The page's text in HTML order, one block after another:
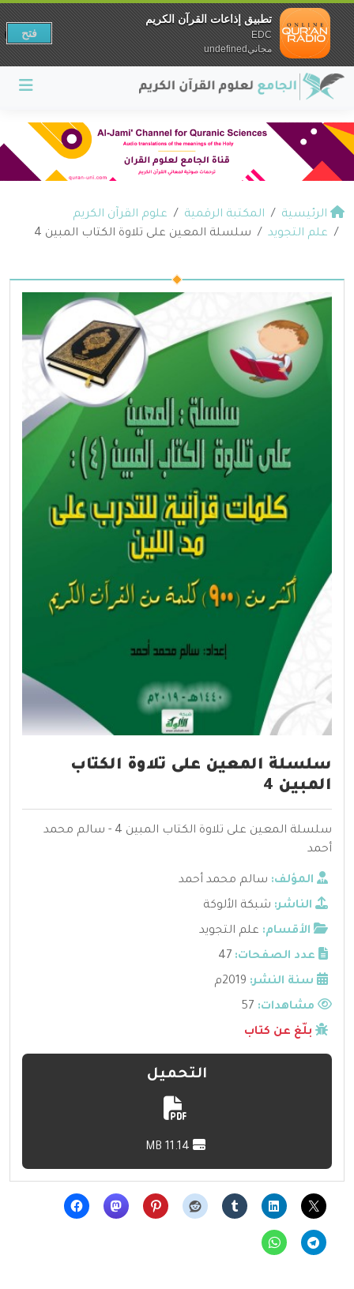
الرئيسية المكتبة الرقمية
علوم القرآن الكريم
علم التجويد
سلسلة المعين على تلاوة الكتاب المبين 4
سلسلة المعين على تلاوة الكتاب
المبين 4
سلسلة المعين على تلاوة الكتاب المبين 4 - سالم محمد
أحمد
المؤلف: سالم محمد أحمد
الناشر: شبكة الألوكة
الأقسام: علم التجويد
عدد الصفحات: 47
سنة النشر: 2019م
مشاهدات:
بلّغ عن كتاب
التحميل
تطبيق إذاعات القرآن الكريم
EDC
مجانيundefined
فتح